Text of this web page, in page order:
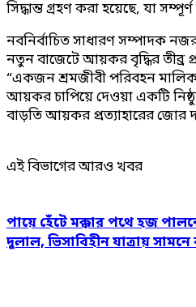
সিদ্ধান্ত গ্রহণ করা হয়েছে, যা
নবনির্বাচিত সাধারণ সম্পাদক
নতুন বাজেটে আয়কর বৃদ্ধির তীব্র
“একজন শ্রমজীবী পরিবহন
আয়কর চাপিয়ে দেওয়া একটি
বাড়তি আয়কর প্রত্যাহারের জোর
এই বিভাগের আরও খবর
পায়ে হেঁটে মক্কার পথে হজ
দুলাল, ভিসাবিহীন যাত্রায়